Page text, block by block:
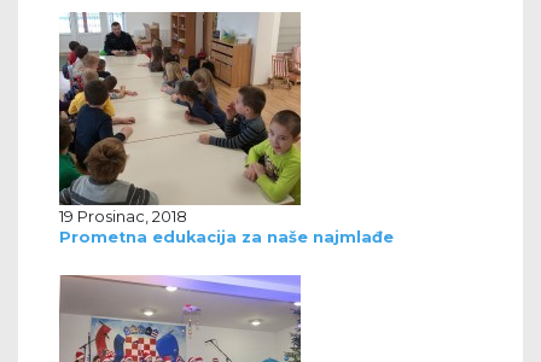
19 Prosinac, 2018
Prometna edukacija za naše najmlađe